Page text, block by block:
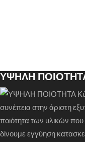
ΥΨΗΛΗ
συνέπεια στην άριστη
ποιότητα των υλικών
δίνουμε εγγύηση